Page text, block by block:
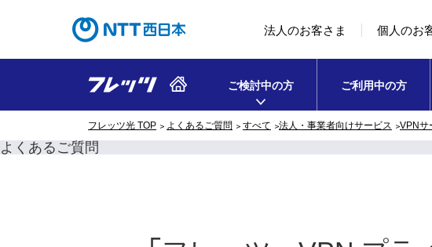
コン
法人のお客さま 個人のお
ご検討中の方 ご利用中の方
フレッツ光 TOP よくあるご質問 すべて 法人・事業者向けサービス VPNサ
よくあるご質問